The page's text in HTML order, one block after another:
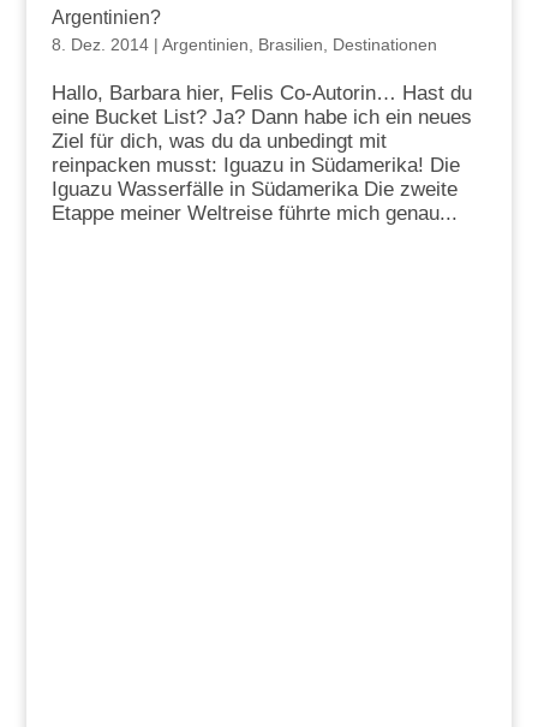
Argentinien?
8. Dez. 2014| Argentinien Brasilien Destinationen
Hallo, Barbara hier, Felis Co-Autorin… Hast du
eine Bucket List? Ja? Dann habe ich ein neues
Ziel für dich, was du da unbedingt mit
reinpacken musst: Iguazu in Südamerika! Die
Iguazu Wasserfälle in Südamerika Die zweite
Etappe meiner Weltreise führte mich genau...